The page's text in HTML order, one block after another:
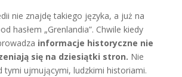
nie znajdę takiego języka, a już na
hasłem „Grenlandia”. Chwile kiedy
informacje historyczne nie
się na dziesiątki stron. Nie
tymi ujmującymi, ludzkimi historiami.